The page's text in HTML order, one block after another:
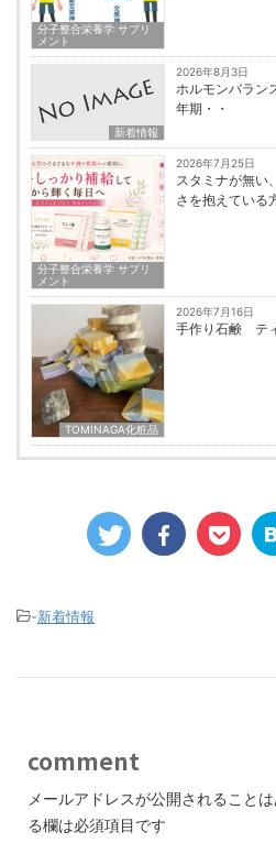
分子整合栄養学 サプリ
メント
新着情報
2026年8月3日
ホルモンバラン
年期・・
分子整合栄養学 サプリ
メント
2026年7月25日
スタミナが無い
さを抱えている
TOMINAGA化粧品
2026年7月16日
手作り石鹸 テ
-新着情報
comment
メールアドレスが公開されることは
る欄は必須項目です